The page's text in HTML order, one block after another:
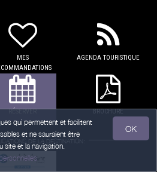
qui permettent et facilitent
et ne sauraient être
site et la navigation.
OK
MES
AGENDA TOURISTIQUE
RÉSERVER BROCHURE
DE LA DESTINATION: